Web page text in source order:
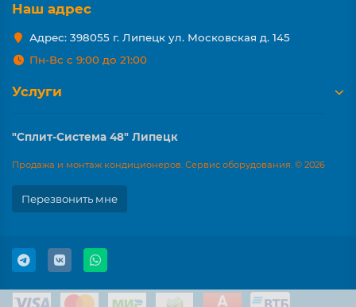
Наш адрес
Адрес: 398055 г. Липецк ул. Московская д. 145
Пн-Вс с 9:00 до 21:00
Услуги
"Сплит-Система 48" Липецк
Продажа и монтаж кондиционеров. Сервис оборудования. © 2026
Перезвонить мне